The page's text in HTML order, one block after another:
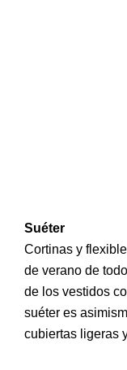
Suéter
Cortinas y
de verano de
de los vestidos
suéter es
cubiertas ligeras